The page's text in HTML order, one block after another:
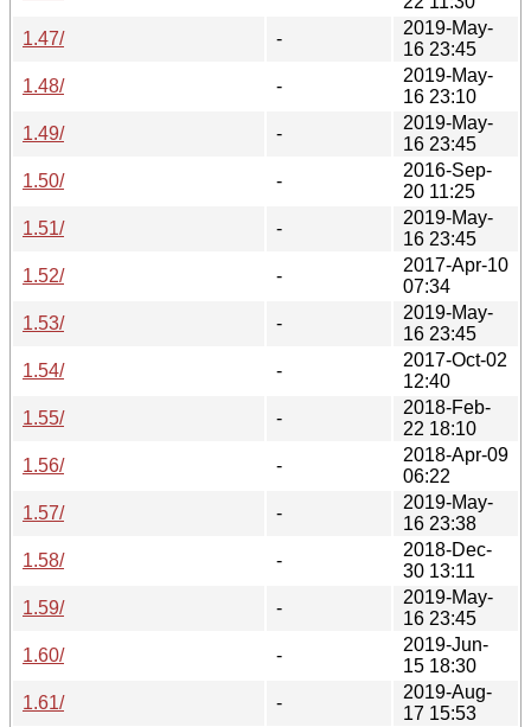
1.47/
-
2019-May-
16 23:45
1.48/
-
2019-May-
16 23:10
1.49/
-
2019-May-
16 23:45
1.50/
-
2016-Sep-
20 11:25
1.51/
-
2019-May-
16 23:45
1.52/
-
2017-Apr-10
07:34
1.53/
-
2019-May-
16 23:45
1.54/
-
2017-Oct-02
12:40
1.55/
-
2018-Feb-
22 18:10
1.56/
-
2018-Apr-09
06:22
1.57/
-
2019-May-
16 23:38
1.58/
-
2018-Dec-
30 13:11
1.59/
-
2019-May-
16 23:45
1.60/
-
2019-Jun-
15 18:30
1.61/
-
2019-Aug-
17 15:53